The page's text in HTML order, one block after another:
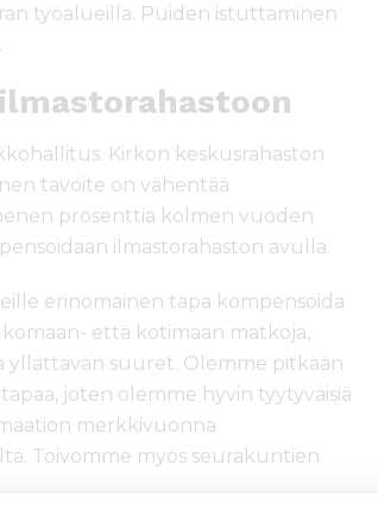
työalueilla. Puiden istuttaminen
Kirkon keskusrahaston
tavoite on vähentää
prosenttia kolmen vuoden
ilmastorahaston avulla.
erinomainen tapa kompensoida
että kotimaan matkoja,
suuret. Olemme pitkään
joten olemme hyvin tyytyväisiä
merkkivuonna
Toivomme myös seurakuntien